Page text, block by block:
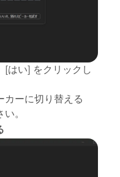
[はい] をクリックし
カーに切り替える
。